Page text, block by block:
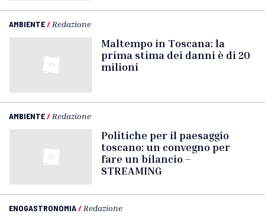
AMBIENTE/ Redazione
Maltempo in Toscana: la
prima stima dei danni è di 20
milioni
AMBIENTE/ Redazione
Politiche per il paesaggio
toscano: un convegno per
fare un bilancio –
STREAMING
ENOGASTRONOMIA/ Redazione